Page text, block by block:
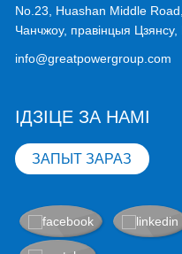
No.23, Huashan Middle
Чанчжоу, правінцыя Цзянсу,
info@greatpowergroup.com
ІДЗІЦЕ ЗА НАМІ
ЗАПЫТ ЗАРАЗ